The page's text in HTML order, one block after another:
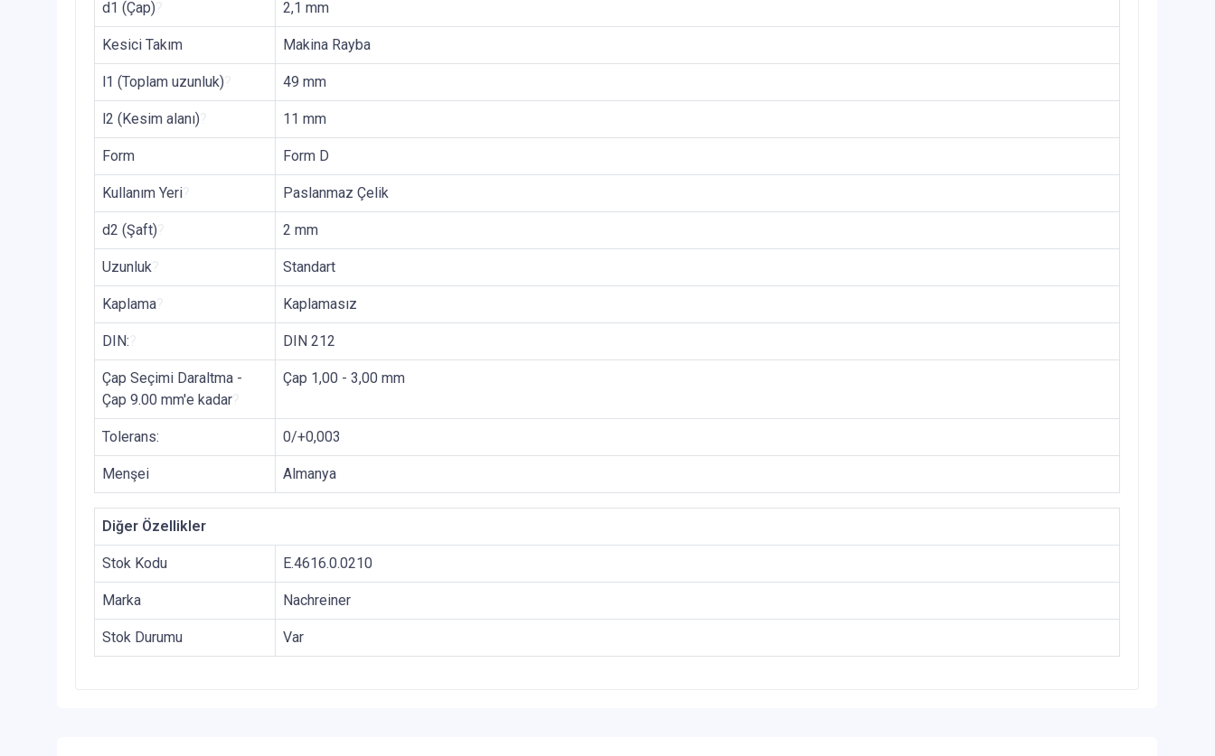
d1 (Çap) 2,1 mm
Kesici Takım Makina Rayba
l1 (Toplam uzunluk) 49 mm
l2 (Kesim alanı) 11 mm
Form Form D
Kullanım Yeri Paslanmaz Çelik
d2 (Şaft) 2 mm
Uzunluk Standart
Kaplama Kaplamasız
DIN: DIN 212
Çap Seçimi Daraltma -
Çap 9.00 mm'e kadar
Çap 1,00 - 3,00 mm
Tolerans: 0/+0,003
Menşei Almanya
Diğer Özellikler
Stok Kodu E.4616.0.0210
Marka Nachreiner
Stok Durumu Var